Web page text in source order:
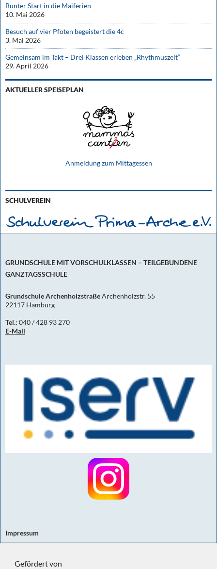
Bunter Start in die Maiferien
10. Mai 2026
Besuch auf vier Pfoten begeistert die 4c
3. Mai 2026
Gemeinsam im Takt – Drei Klassen erleben „Rhythmuszeit“
29. April 2026
AKTUELLER SPEISEPLAN
Anmeldung zum Mittagessen
SCHULVEREIN
GRUNDSCHULE MIT VORSCHULKLASSEN – TEILGEBUNDENE
GANZTAGSSCHULE
Grundschule ArchenholzstraßeArchenholzstr. 55
22117 Hamburg
Tel.: 040 / 428 93 270
E-Mail
Impressum
Gefördert von